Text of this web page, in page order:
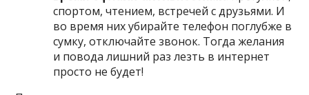
спортом, чтением, встречей с друзьями. И
во время них убирайте телефон поглубже в
сумку, отключайте звонок. Тогда желания
и повода лишний раз лезть в интернет
просто не будет!